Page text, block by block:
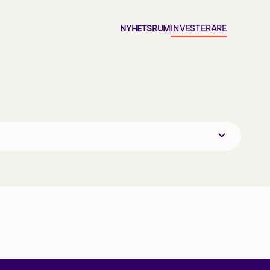
NYHETSRUM INVESTERARE